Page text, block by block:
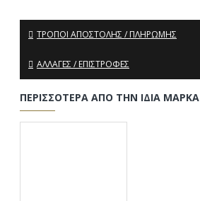
ΤΡΌΠΟΙ ΑΠΟΣΤΟΛΉΣ / ΠΛΗΡΩΜΉΣ
ΑΛΛΑΓΈΣ / ΕΠΙΣΤΡΟΦΈΣ
ΠΕΡΙΣΣΌΤΕΡΑ ΑΠΌ ΤΗΝ ΊΔΙΑ ΜΆΡΚΑ